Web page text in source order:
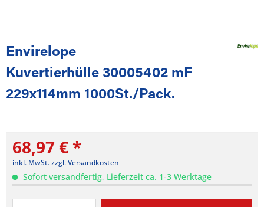
Envirelope
Kuvertierhülle 30005402 mF
229x114mm 1000St./Pack.
68,97 € *
inkl. MwSt.zzgl. Versandkosten
Sofort versandfertig, Lieferzeit ca. 1-3 Werktage